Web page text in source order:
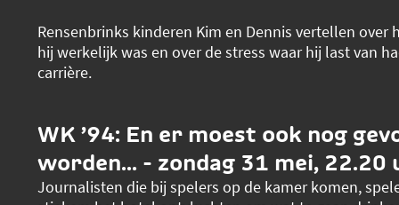
Rensenbrinks kinderen Kim en Dennis vertellen over
hij werkelijk was en over de stress waar hij last van
carrière.
WK ’94: En er moest ook nog
worden... - zondag 31 mei, 22.20
Journalisten die bij spelers op de kamer komen,